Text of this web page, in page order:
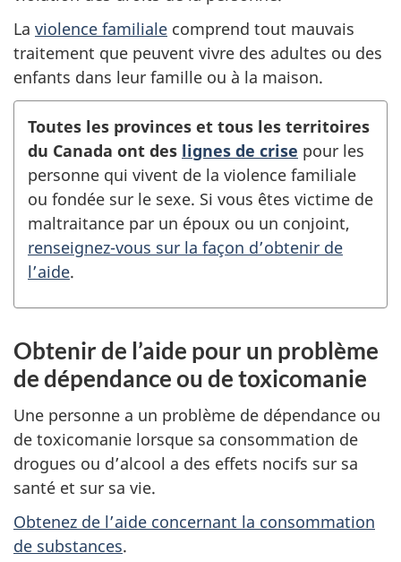
La violence familiale comprend tout mauvais
traitement que peuvent vivre des adultes ou des
enfants dans leur famille ou à la maison.
Toutes les provinces et tous les territoires
du Canada ont des lignes de crise pour les
personne qui vivent de la violence familiale
ou fondée sur le sexe. Si vous êtes victime de
maltraitance par un époux ou un conjoint,
renseignez-vous sur la façon d’obtenir de
l’aide.
Obtenir de l’aide pour un problème
de dépendance ou de toxicomanie
Une personne a un problème de dépendance ou
de toxicomanie lorsque sa consommation de
drogues ou d’alcool a des effets nocifs sur sa
santé et sur sa vie.
Obtenez de l’aide concernant la consommation
de substances.